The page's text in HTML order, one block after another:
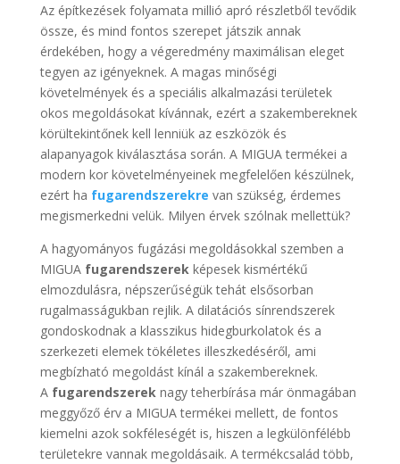
Az építkezések folyamata millió apró részletből tevődik
össze, és mind fontos szerepet játszik annak
érdekében, hogy a végeredmény maximálisan eleget
tegyen az igényeknek. A magas minőségi
követelmények és a speciális alkalmazási területek
okos megoldásokat kívánnak, ezért a szakembereknek
körültekintőnek kell lenniük az eszközök és
alapanyagok kiválasztása során. A MIGUA termékei a
modern kor követelményeinek megfelelően készülnek,
ezért ha fugarendszerekre van szükség, érdemes
megismerkedni velük. Milyen érvek szólnak mellettük?
A hagyományos fugázási megoldásokkal szemben a
MIGUA fugarendszerek képesek kismértékű
elmozdulásra, népszerűségük tehát elsősorban
rugalmasságukban rejlik. A dilatációs sínrendszerek
gondoskodnak a klasszikus hidegburkolatok és a
szerkezeti elemek tökéletes illeszkedéséről, ami
megbízható megoldást kínál a szakembereknek.
A fugarendszerek nagy teherbírása már önmagában
meggyőző érv a MIGUA termékei mellett, de fontos
kiemelni azok sokféleségét is, hiszen a legkülönfélébb
területekre vannak megoldásaik. A termékcsalád több,